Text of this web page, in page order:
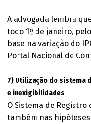
A advogada lembra
todo 1º de janeiro,
base na variação do
Portal Nacional de
7) Utilização do sistema
e inexigibilidades
O Sistema de
também nas